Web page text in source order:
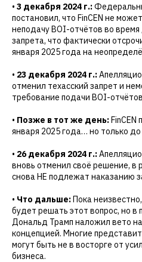
• 3 декабря 2024 г.:
постановил, что FinCEN не
неподачу BOI-отчётов во
запрета, что фактически
января 2025 года на
• 23 декабря 2024 г.:
отменил техасский запрет и
требование подачи BOI-
• Позже в тот же день:FinCEN
января 2025 года… но только
• 26 декабря 2024 г.:
вновь отменил своё решение, в
снова НЕ подлежат наказанию
• Что дальше:Пока
будет решать этот вопрос, но в
Дональд Трамп наложил вето
концепцией. Многие
могут быть не в восторге от
бизнеса.